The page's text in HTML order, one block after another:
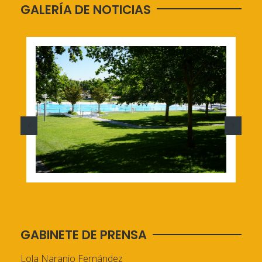
GALERÍA DE NOTICIAS
GABINETE DE PRENSA
Lola Naranjo Fernández